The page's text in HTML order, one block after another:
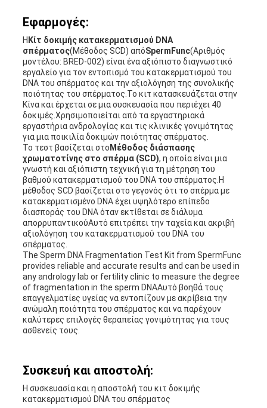
Εφαρμογές:
Η Κίτ δοκιμής κατακερματισμού DNA
σπέρματος(Μέθοδος SCD) απόSpermFunc(Αριθμός
μοντέλου: BRED-002) είναι ένα αξιόπιστο διαγνωστικό
εργαλείο για τον εντοπισμό του κατακερματισμού του
DNA του σπέρματος και την αξιολόγηση της συνολικής
ποιότητας του σπέρματος.Το κιτ κατασκευάζεται στην
Κίνα και έρχεται σε μια συσκευασία που περιέχει 40
δοκιμές.Χρησιμοποιείται από τα εργαστηριακά
εργαστήρια ανδρολογίας και τις κλινικές γονιμότητας
για μια ποικιλία δοκιμών ποιότητας σπέρματος.
Το τεστ βασίζεται στο Μέθοδος διάσπασης
χρωματοτίνης στο σπέρμα (SCD), η οποία είναι μια
γνωστή και αξιόπιστη τεχνική για τη μέτρηση του
βαθμού κατακερματισμού του DNA του σπέρματος.Η
μέθοδος SCD βασίζεται στο γεγονός ότι το σπέρμα με
κατακερματισμένο DNA έχει υψηλότερο επίπεδο
διασποράς του DNA όταν εκτίθεται σε διάλυμα
απορρυπαντικούΑυτό επιτρέπει την ταχεία και ακριβή
αξιολόγηση του κατακερματισμού του DNA του
σπέρματος.
The Sperm DNA Fragmentation Test Kit from SpermFunc
provides reliable and accurate results and can be used in
any andrology lab or fertility clinic to measure the degree
of fragmentation in the sperm DNAΑυτό βοηθά τους
επαγγελματίες υγείας να εντοπίζουν με ακρίβεια την
ανώμαλη ποιότητα του σπέρματος και να παρέχουν
καλύτερες επιλογές θεραπείας γονιμότητας για τους
ασθενείς τους.
Συσκευή και αποστολή:
Η συσκευασία και η αποστολή του κιτ δοκιμής
κατακερματισμού DNA του σπέρματος